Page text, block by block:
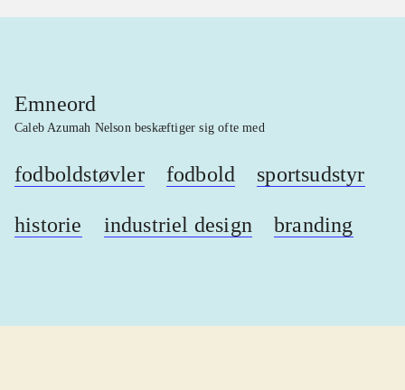
Emneord
Caleb Azumah Nelson beskæftiger sig ofte med
fodboldstøvler fodbold sportsudstyr
historie industriel design branding